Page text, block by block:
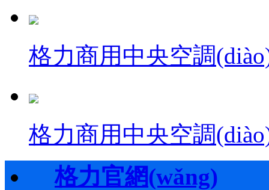
格力商用中央空調
格力商用中央空調
格力官網(wǎng)